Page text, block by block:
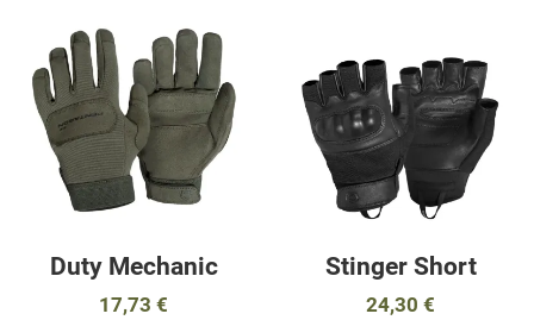
Προσθήκη για σύγκριση
Γρήγορη ματιά
Duty Mechanic
17,73 €
Stinger Short
24,30 €